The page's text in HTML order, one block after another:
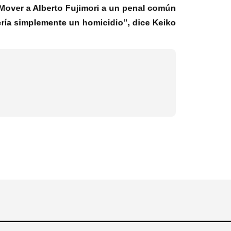
a Alberto Fujimori a un penal común
simplemente un homicidio”, dice Keiko